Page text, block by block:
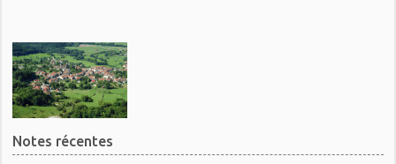
Notes récentes